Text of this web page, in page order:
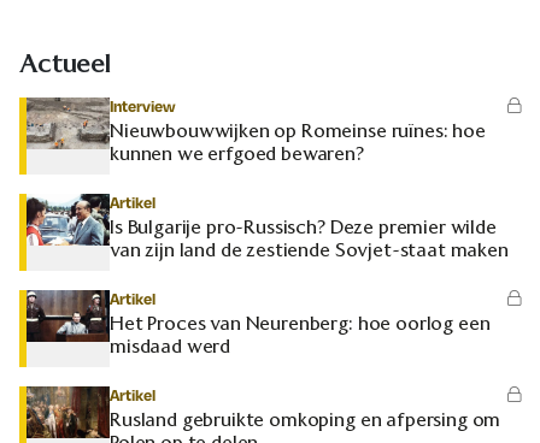
Actueel
Interview
Nieuwbouwwijken op Romeinse ruïnes: hoe
kunnen we erfgoed bewaren?
Artikel
Is Bulgarije pro-Russisch? Deze premier wilde
van zijn land de zestiende Sovjet-staat maken
Artikel
Het Proces van Neurenberg: hoe oorlog een
misdaad werd
Artikel
Rusland gebruikte omkoping en afpersing om